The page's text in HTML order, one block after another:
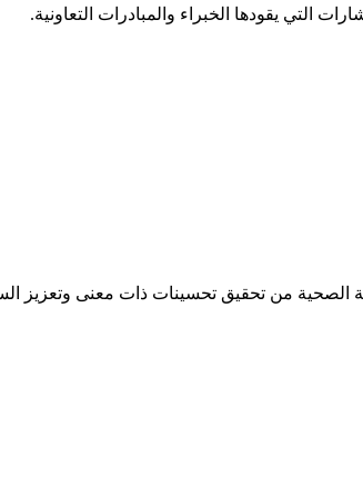
التي يقودها الخبراء والمبادرات التعاونية.
الصحية من تحقيق تحسينات ذات معنى وتعزيز